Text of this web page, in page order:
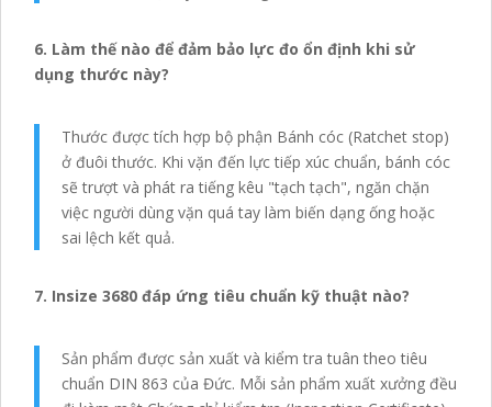
6. Làm thế nào để đảm bảo lực đo ổn định khi sử
dụng thước này?
Thước được tích hợp bộ phận Bánh cóc (Ratchet stop)
ở đuôi thước. Khi vặn đến lực tiếp xúc chuẩn, bánh cóc
sẽ trượt và phát ra tiếng kêu "tạch tạch", ngăn chặn
việc người dùng vặn quá tay làm biến dạng ống hoặc
sai lệch kết quả.
7. Insize 3680 đáp ứng tiêu chuẩn kỹ thuật nào?
Sản phẩm được sản xuất và kiểm tra tuân theo tiêu
chuẩn DIN 863 của Đức. Mỗi sản phẩm xuất xưởng đều